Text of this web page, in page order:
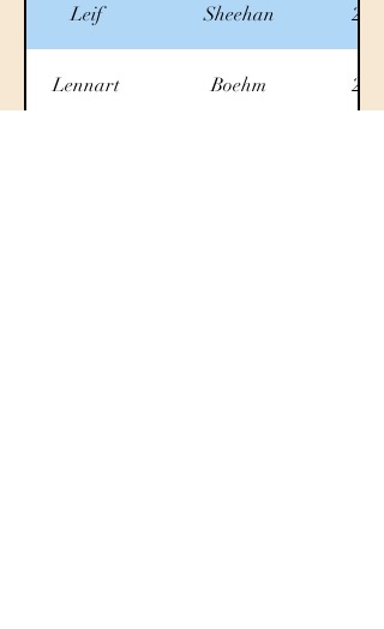
Leif Sheehan
Lennart Boehm